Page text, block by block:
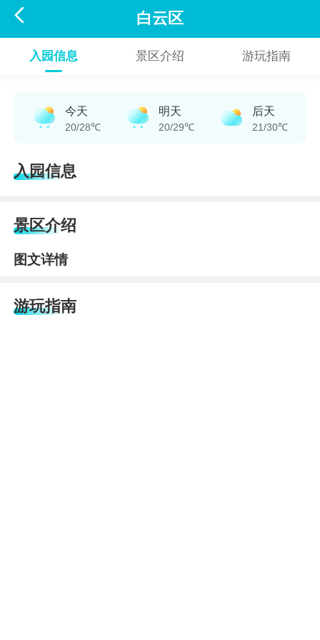
 白云区
入园信息 景区介绍 游玩指南
今天
20/28℃
明天
20/29℃
后天
21/30℃
入园信息
景区介绍
图文详情
游玩指南